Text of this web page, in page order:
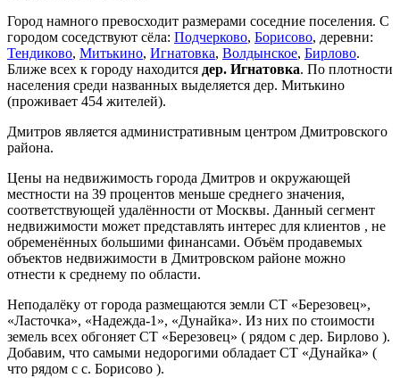
Город намного превосходит размерами соседние поселения. С
городом соседствуют сёла: Подчерково, Борисово, деревни:
Тендиково, Митькино, Игнатовка, Волдынское, Бирлово.
Ближе всех к городу находится дер. Игнатовка. По плотности
населения среди названных выделяется дер. Митькино
(проживает 454 жителей).
Дмитров является административным центром Дмитровского
района.
Цены на недвижимость города Дмитров и окружающей
местности на 39 процентов меньше среднего значения,
соответствующей удалённости от Москвы. Данный сегмент
недвижимости может представлять интерес для клиентов , не
обременённых большими финансами. Объём продавемых
объектов недвижимости в Дмитровском районе можно
отнести к среднему по области.
Неподалёку от города размещаются земли СТ «Березовец»,
«Ласточка», «Надежда-1», «Дунайка». Из них по стоимости
земель всех обгоняет СТ «Березовец» ( рядом с дер. Бирлово ).
Добавим, что самыми недорогими обладает СТ «Дунайка» (
что рядом с с. Борисово ).